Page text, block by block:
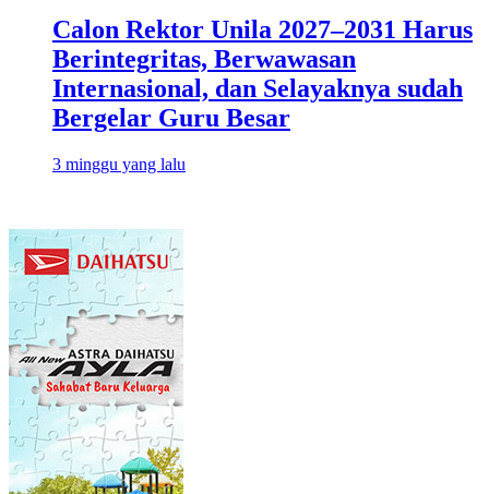
Calon Rektor Unila 2027–2031 Harus
Berintegritas, Berwawasan
Internasional, dan Selayaknya sudah
Bergelar Guru Besar
3 minggu yang lalu